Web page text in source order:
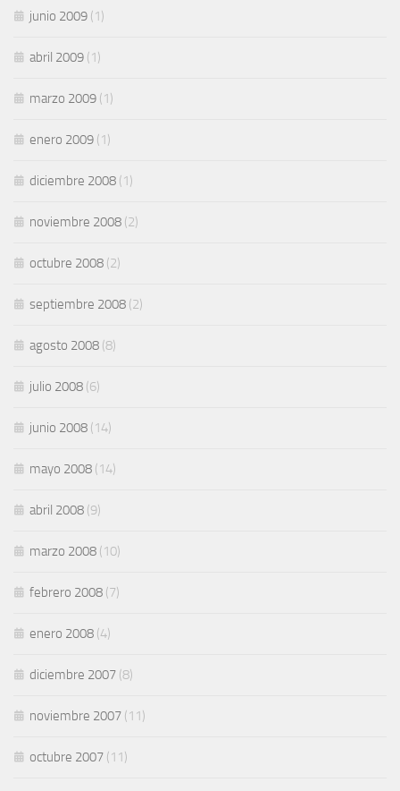
junio 2009 (1)
abril 2009 (1)
marzo 2009 (1)
enero 2009 (1)
diciembre 2008 (1)
noviembre 2008 (2)
octubre 2008 (2)
septiembre 2008 (2)
agosto 2008 (8)
julio 2008 (6)
junio 2008 (14)
mayo 2008 (14)
abril 2008 (9)
marzo 2008 (10)
febrero 2008 (7)
enero 2008 (4)
diciembre 2007 (8)
noviembre 2007 (11)
octubre 2007 (11)